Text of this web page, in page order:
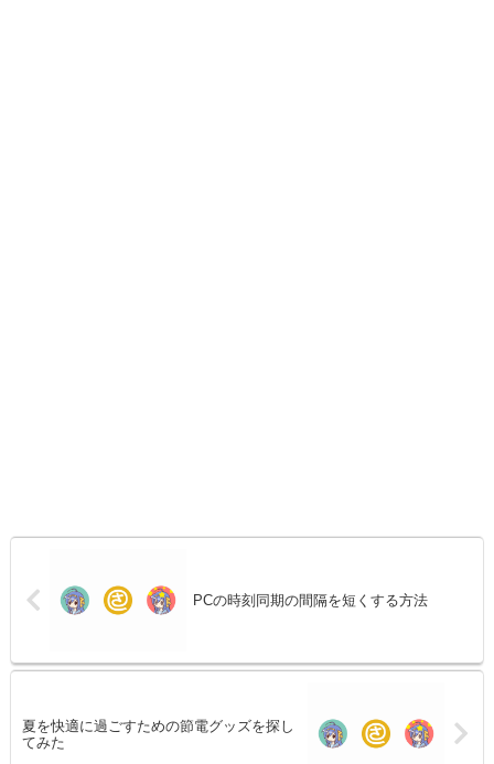
PCの時刻同期の間隔を短くする方法
夏を快適に過ごすための節電グッズを探し
てみた